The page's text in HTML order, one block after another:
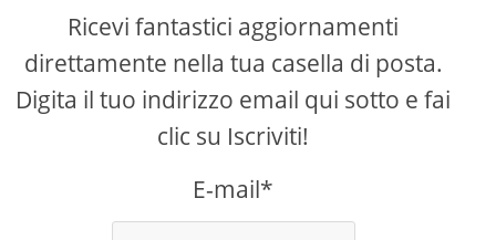
Ricevi fantastici aggiornamenti
direttamente nella tua casella di posta.
Digita il tuo indirizzo email qui sotto e fai
clic su Iscriviti!
E-mail*